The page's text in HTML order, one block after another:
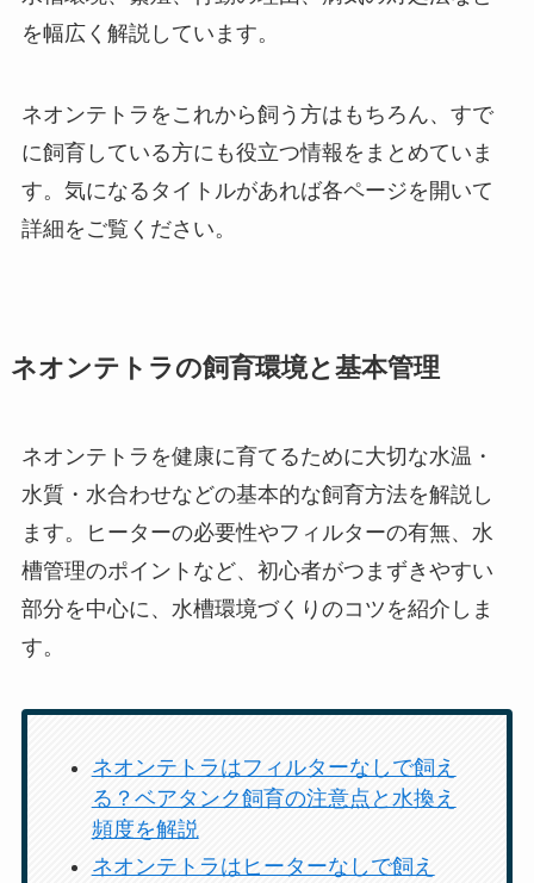
を幅広く解説しています。
ネオンテトラをこれから飼う方はもちろん、すで
に飼育している方にも役立つ情報をまとめていま
す。気になるタイトルがあれば各ページを開いて
詳細をご覧ください。
ネオンテトラの飼育環境と基本管理
ネオンテトラを健康に育てるために大切な水温・
水質・水合わせなどの基本的な飼育方法を解説し
ます。ヒーターの必要性やフィルターの有無、水
槽管理のポイントなど、初心者がつまずきやすい
部分を中心に、水槽環境づくりのコツを紹介しま
す。
ネオンテトラはフィルターなしで飼え
る？ベアタンク飼育の注意点と水換え
頻度を解説
ネオンテトラはヒーターなしで飼え